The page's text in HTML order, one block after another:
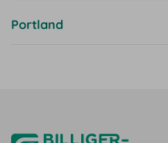
Portland